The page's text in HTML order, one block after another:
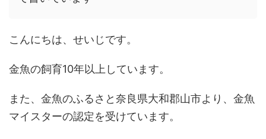
こんにちは、せいじです。
金魚の飼育10年以上しています。
また、金魚のふるさと奈良県大和郡山市より、金魚
マイスターの認定を受けています。